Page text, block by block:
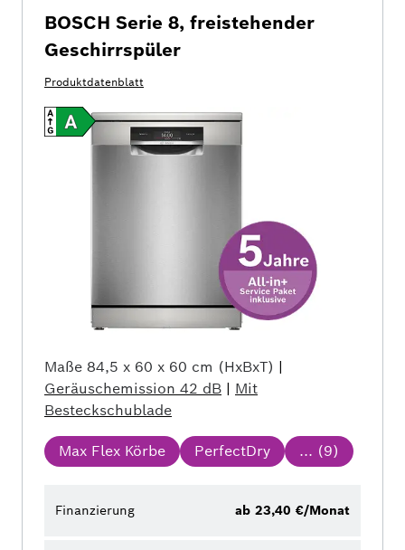
BOSCH Serie 8, freistehender
Geschirrspüler
Produktdatenblatt
Maße 84,5 x 60 x 60 cm (HxBxT) |
Geräuschemission 42 dB | Mit
Besteckschublade
Max Flex Körbe PerfectDry ... (9)
Finanzierung ab 23,40 €/Monat